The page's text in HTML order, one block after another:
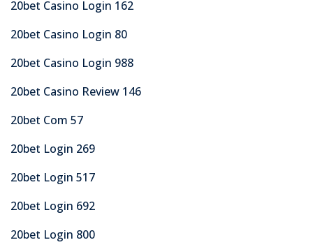
20bet Casino Login 162
20bet Casino Login 80
20bet Casino Login 988
20bet Casino Review 146
20bet Com 57
20bet Login 269
20bet Login 517
20bet Login 692
20bet Login 800